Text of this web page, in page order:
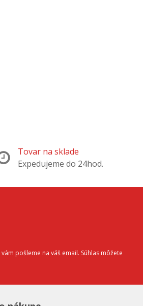
Tovar na sklade
Expedujeme do 24hod.
pošleme na váš email. Súhlas môžete